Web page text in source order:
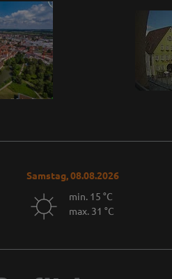
Samstag, 08.08.2026
min. 15 °C
max. 31 °C